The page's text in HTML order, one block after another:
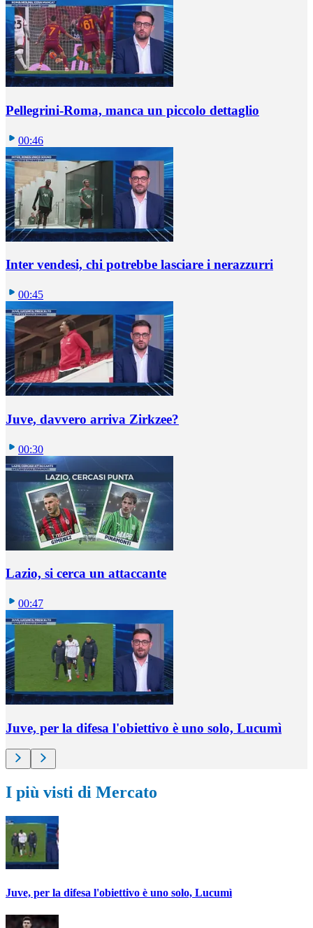
Pellegrini-Roma, manca un piccolo dettaglio
00:46
Inter vendesi, chi potrebbe lasciare i nerazzurri
00:45
Juve, davvero arriva Zirkzee?
00:30
Lazio, si cerca un attaccante
00:47
Juve, per la difesa l'obiettivo è uno solo, Lucumì
I più visti di Mercato
Juve, per la difesa l'obiettivo è uno solo, Lucumì